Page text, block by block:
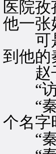
医院
他一张
可是
到他的
赵子
“访
“秦
个名字
“秦